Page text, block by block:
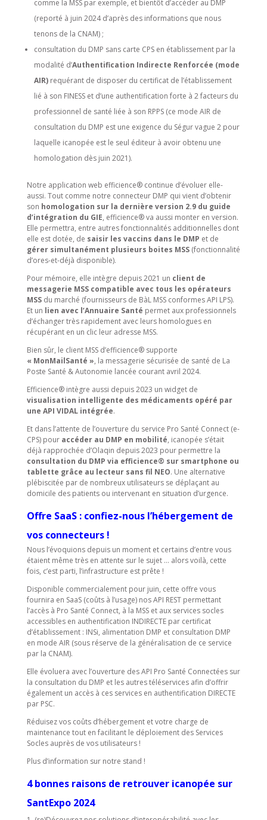
comme la MSS par exemple, et bientôt d’accéder au DMP
(reporté à juin 2024 d’après des informations que nous
tenons de la CNAM) ;
consultation du DMP sans carte CPS en établissement par la
modalité d’Authentification Indirecte Renforcée (mode
AIR) requérant de disposer du certificat de l’établissement
lié à son FINESS et d’une authentification forte à 2 facteurs du
professionnel de santé liée à son RPPS (ce mode AIR de
consultation du DMP est une exigence du Ségur vague 2 pour
laquelle icanopée est le seul éditeur à avoir obtenu une
homologation dès juin 2021).
Notre application web efficience® continue d’évoluer elle-
aussi. Tout comme notre connecteur DMP qui vient d’obtenir
son homologation sur la dernière version 2.9 du guide
d’intégration du GIE, efficience® va aussi monter en version.
Elle permettra, entre autres fonctionnalités additionnelles dont
elle est dotée, de saisir les vaccins dans le DMP et de
gérer simultanément plusieurs boites MSS (fonctionnalité
d’ores-et-déjà disponible).
Pour mémoire, elle intègre depuis 2021 un client de
messagerie MSS compatible avec tous les opérateurs
MSS du marché (fournisseurs de BàL MSS conformes API LPS).
Et un lien avec l’Annuaire Santé permet aux professionnels
d’échanger très rapidement avec leurs homologues en
récupérant en un clic leur adresse MSS.
Bien sûr, le client MSS d’efficience® supporte
« MonMailSanté », la messagerie sécurisée de santé de La
Poste Santé & Autonomie lancée courant avril 2024.
Efficience® intègre aussi depuis 2023 un widget de
visualisation intelligente des médicaments opéré par
une API VIDAL intégrée.
Et dans l’attente de l’ouverture du service Pro Santé Connect (e-
CPS) pour accéder au DMP en mobilité, icanopée s’était
déjà rapprochée d’Olaqin depuis 2023 pour permettre la
consultation du DMP via efficience® sur smartphone ou
tablette grâce au lecteur sans fil NEO. Une alternative
plébiscitée par de nombreux utilisateurs se déplaçant au
domicile des patients ou intervenant en situation d’urgence.
Offre SaaS : confiez-nous l’hébergement de
vos connecteurs !
Nous l’évoquions depuis un moment et certains d’entre vous
étaient même très en attente sur le sujet … alors voilà, cette
fois, c’est parti, l’infrastructure est prête !
Disponible commercialement pour juin, cette offre vous
fournira en SaaS (coûts à l’usage) nos API REST permettant
l’accès à Pro Santé Connect, à la MSS et aux services socles
accessibles en authentification INDIRECTE par certificat
d’établissement : INSi, alimentation DMP et consultation DMP
en mode AIR (sous réserve de la généralisation de ce service
par la CNAM).
Elle évoluera avec l’ouverture des API Pro Santé Connectées sur
la consultation du DMP et les autres téléservices afin d’offrir
également un accès à ces services en authentification DIRECTE
par PSC.
Réduisez vos coûts d’hébergement et votre charge de
maintenance tout en facilitant le déploiement des Services
Socles auprès de vos utilisateurs !
Plus d’information sur notre stand !
4 bonnes raisons de retrouver icanopée sur
SantExpo 2024